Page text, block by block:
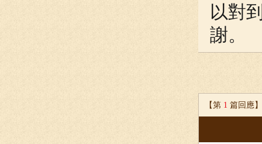
以對
謝。
【第 1 篇回應】